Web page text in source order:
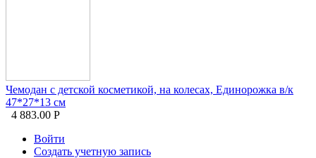
Чемодан с детской косметикой, на колесах, Единорожка в/к
47*27*13 см
4 883.00 Р
Войти
Создать учетную запись